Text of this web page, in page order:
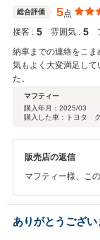
うにより一層丁寧
付き合いをよろし
ら、いつでもお気
総合評価 5点
接客 : 5 雰囲気 : 5
納車までの連絡をこ
気もよく大変満足し
た。
マフティー
購入年月： 2025/03
購入した車：トヨタ
販売店の返信
マフティー様、こ
緒に見つけること
サポートさせてい
気軽にご連絡くだ
ありがとうござい